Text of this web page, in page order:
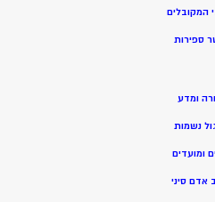
המקובלים
ספירות
ומדע
נשמות
ומועדים
אדם סיני